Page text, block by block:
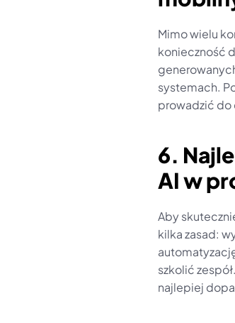
Mimo wielu
konieczność
systemach.
prowadzić do
6.
AI w
Aby
kilka zasad:
szkolić
najlepiej